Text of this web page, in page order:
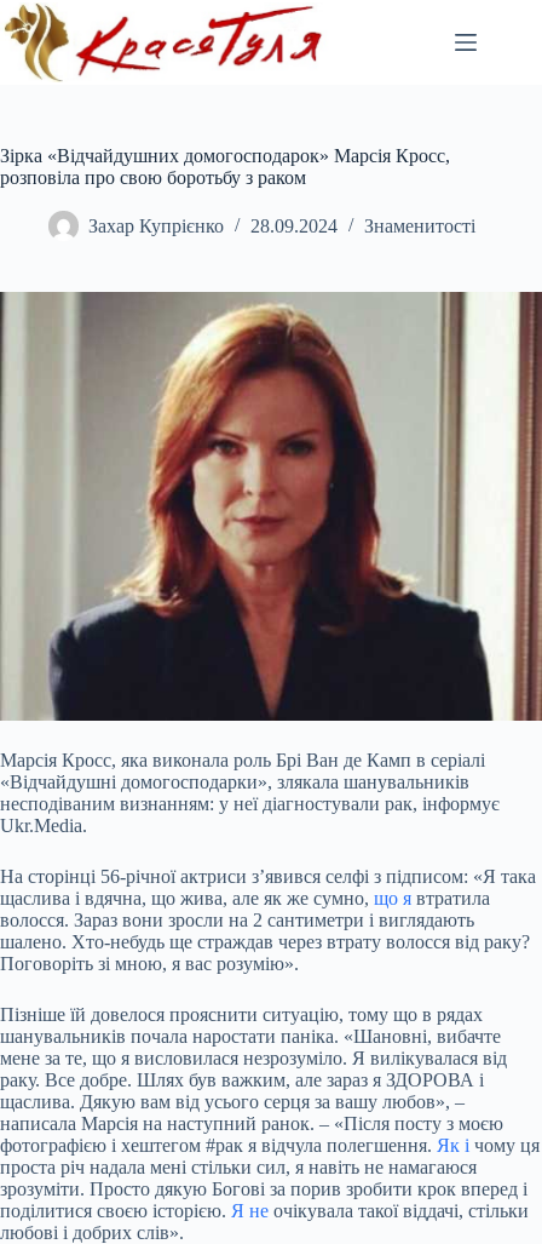
Перейти
до
вмісту
Зірка «Відчайдушних домогосподарок» Марсія Кросс,
розповіла про свою боротьбу з раком
Захар Купрієнко 28.09.2024 Знаменитості
Марсія Кросс, яка виконала роль Брі Ван де Камп в серіалі
«Відчайдушні домогосподарки», злякала шанувальників
несподіваним визнанням: у неї діагностували рак, інформує
Ukr.Media.
На сторінці 56-річної актриси з’явився селфі з підписом: «Я така
щаслива і вдячна, що жива, але як же сумно, що я втратила
волосся. Зараз вони зросли на 2 сантиметри і виглядають
шалено. Хто-небудь ще страждав через втрату волосся від раку?
Поговоріть зі мною, я вас розумію».
Пізніше їй довелося прояснити ситуацію, тому що в рядах
шанувальників почала наростати паніка. «Шановні, вибачте
мене за те, що я висловилася незрозуміло. Я вилікувалася від
раку. Все добре. Шлях був важким, але зараз я ЗДОРОВА і
щаслива. Дякую вам від усього серця за вашу любов», –
написала Марсія на наступний ранок. – «Після посту з моєю
фотографією і хештегом #рак я відчула полегшення. Як і чому ця
проста річ надала мені стільки сил, я навіть не намагаюся
зрозуміти. Просто дякую Богові за порив зробити крок вперед і
поділитися своєю історією. Я не очікувала такої віддачі, стільки
любові і добрих слів».